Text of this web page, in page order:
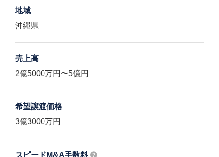
地域
沖縄県
売上高
2億5000万円〜5億円
希望譲渡価格
3億3000万円
スピードM&A手数料